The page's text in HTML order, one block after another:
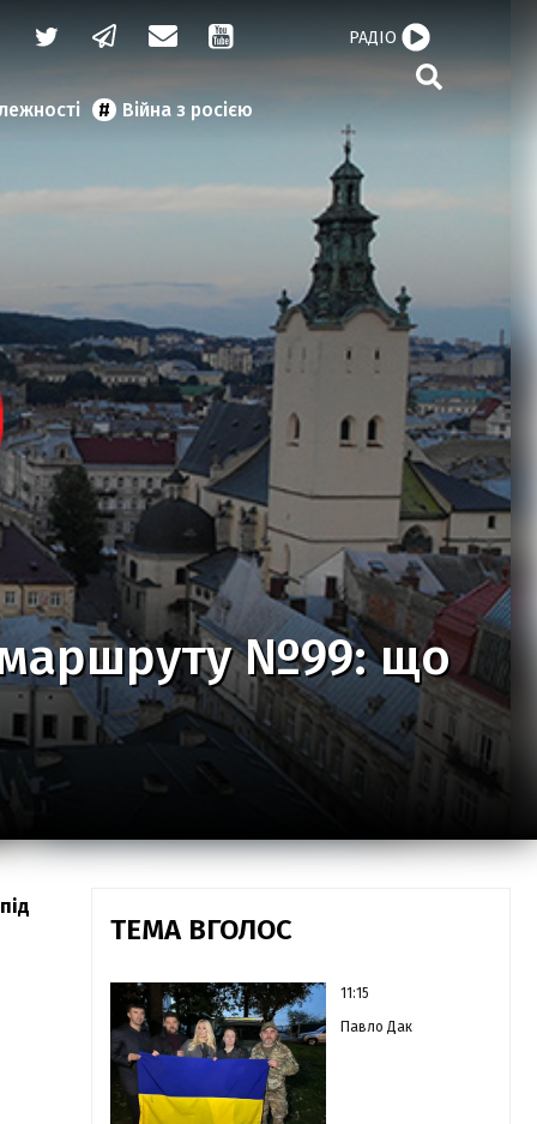
Війна з росією
РАДІО
маршруту №99: що
ТЕМА ВГОЛОС
11:15
Павло Дак